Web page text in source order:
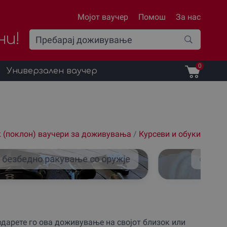
Мојот ваучер Помош За нас
Универзален ваучер
0
(поклон) ваучери за доживувања / Курсеви и обуки
ракување со оружје
го ова доживување на својот близок или